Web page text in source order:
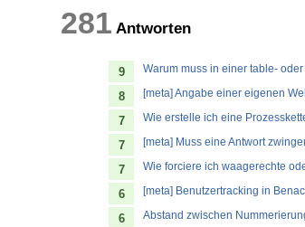
281 Antworten
9 Warum muss in einer table-
8 [meta] Angabe einer eigenen
7 Wie erstelle ich eine
7 [meta] Muss eine Antwort
7 Wie forciere ich waagerechte
6 [meta] Benutzertracking in
6 Abstand zwischen